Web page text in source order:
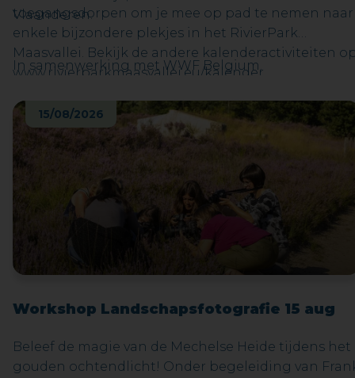
Vlaanderen.
toegangsdorpen om je mee op pad te nemen naar
enkele bijzondere plekjes in het RivierPark
Maasvallei. Bekijk de andere kalenderactiviteiten
www.rivierparkmaasvallei.eu/kalender
In samenwerking met WWF Belgium.
15/08/2026
Workshop Landschapsfotografie 15 aug
Beleef de magie van de Mechelse Heide tijdens het
gouden ochtendlicht! Onder begeleiding van